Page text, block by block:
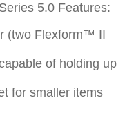
5.0 Features:
(two Flexform™ II
of holding up
for smaller items